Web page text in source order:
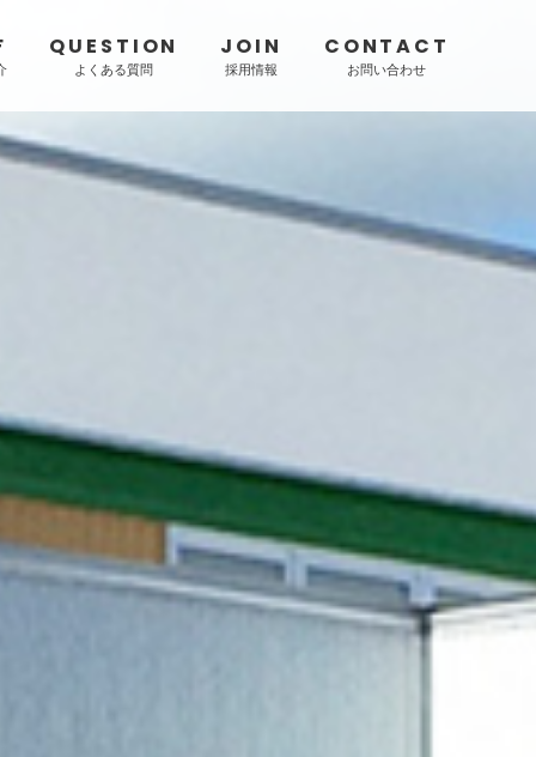
QUESTION
よくある質問
JOIN
採用情報
CONTACT
お問い合わせ